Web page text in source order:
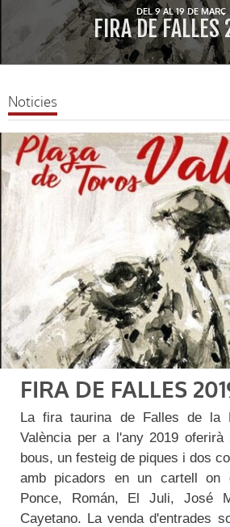
DEL 9 AL 19 DE MARÇ
FIRA DE
Noticies
FIRA DE FALLES
La fira taurina de Falles de la
València per a l'any 2019 oferirà
bous, un festeig de piques i dos
amb picadors en un cartell on
Ponce, Román, El Juli, José
Cayetano. La venda d'entrades